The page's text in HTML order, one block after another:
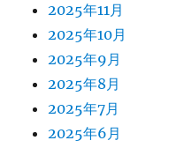
2025年11月
2025年10月
2025年9月
2025年8月
2025年7月
2025年6月